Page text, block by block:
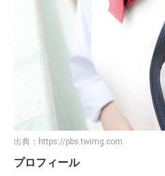
出典： https://pbs.twimg.com
プロフィール